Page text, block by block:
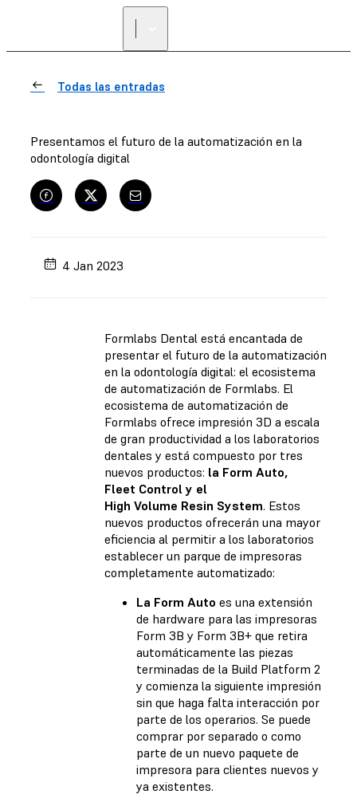
Todas las entradas
Presentamos el futuro de la automatización en la
odontología digital
4 Jan 2023
Formlabs Dental está encantada de
presentar el futuro de la automatización
en la odontología digital: el ecosistema
de automatización de Formlabs. El
ecosistema de automatización de
Formlabs ofrece impresión 3D a escala
de gran productividad a los laboratorios
dentales y está compuesto por tres
nuevos productos: la Form Auto,
Fleet Control y el
High Volume Resin System. Estos
nuevos productos ofrecerán una mayor
eficiencia al permitir a los laboratorios
establecer un parque de impresoras
completamente automatizado:
La Form Auto es una extensión
de hardware para las impresoras
Form 3B y Form 3B+ que retira
automáticamente las piezas
terminadas de la Build Platform 2
y comienza la siguiente impresión
sin que haga falta interacción por
parte de los operarios. Se puede
comprar por separado o como
parte de un nuevo paquete de
impresora para clientes nuevos y
ya existentes.